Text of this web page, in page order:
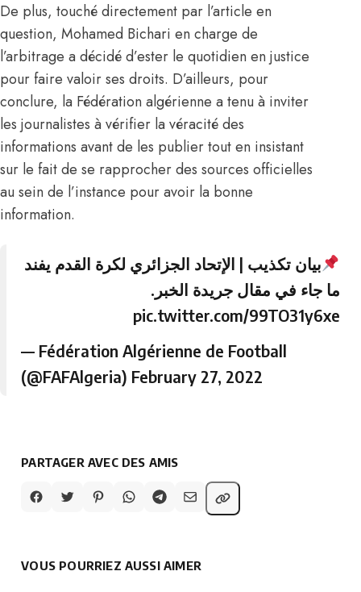
De plus, touché directement par l’article en
question, Mohamed Bichari en charge de
l’arbitrage a décidé d’ester le quotidien en justice
pour faire valoir ses droits. D’ailleurs, pour
conclure, la Fédération algérienne a tenu à inviter
les journalistes à vérifier la véracité des
informations avant de les publier tout en insistant
sur le fait de se rapprocher des sources officielles
au sein de l’instance pour avoir la bonne
information.
بيان تكذيب | الإتحاد الجزائري لكرة القدم يفند
ما جاء في مقال جريدة الخبر.
pic.twitter.com/99TO31y6xe
— Fédération Algérienne de Football
(@FAFAlgeria) February 27, 2022
PARTAGER AVEC DES AMIS
VOUS POURRIEZ AUSSI AIMER